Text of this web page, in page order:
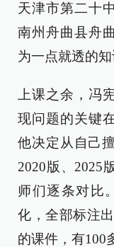
天津市第二十
南州舟曲县舟
为一点就透的
上课之余，冯
现问题的关键
他决定从自己
2020版、2025
师们逐条对比
化，全部标注
的课件，有100